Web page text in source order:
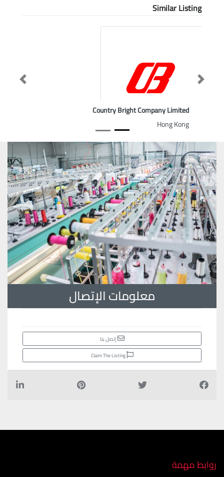
Similar Listing
Country Bright Company Limited
Hong Kong
Previous Next
معلومات الإتصال
إتصل بنا
Claim The Listing
روابط مهمة